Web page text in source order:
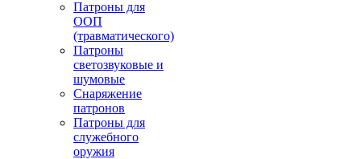
Патроны для
ООП
(травматического)
Патроны
светозвуковые и
шумовые
Снаряжение
патронов
Патроны для
служебного
оружия